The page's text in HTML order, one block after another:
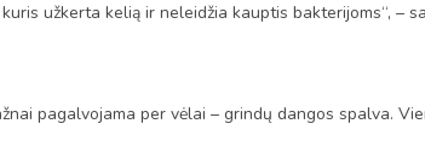
užkerta kelią ir neleidžia kauptis bakterijoms“, –
pagalvojama per vėlai – grindų dangos spalva.